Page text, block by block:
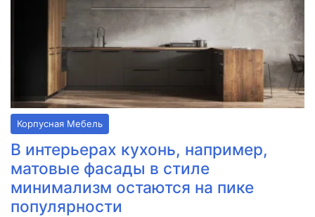
Корпусная Мебель
В интерьерах кухонь, например,
матовые фасады в стиле
минимализм остаются на пике
популярности